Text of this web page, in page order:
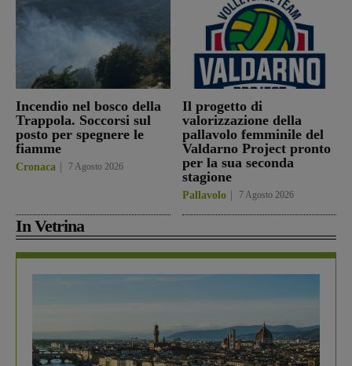
Incendio nel bosco della
Trappola. Soccorsi sul
posto per spegnere le
fiamme
Cronaca 7 Agosto 2026
Il progetto di
valorizzazione della
pallavolo femminile del
Valdarno Project pronto
per la sua seconda
stagione
Pallavolo 7 Agosto 2026
In Vetrina